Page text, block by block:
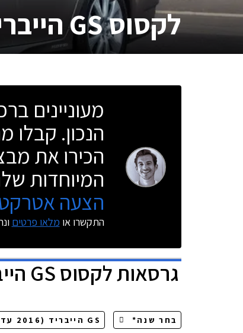
לקסוס GS הייבריד
מעוניינים
הנכון. קבלו
הכירו את
המיוחדות
הצעה
התקשרו או מלאו פרטים
גרסאותלקסוס GS הייבריד